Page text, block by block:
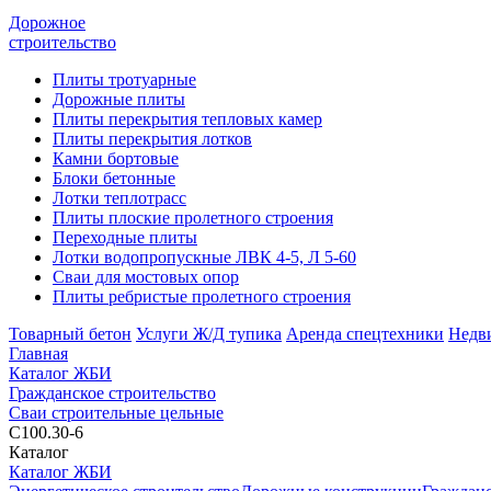
Дорожное
строительство
Плиты тротуарные
Дорожные плиты
Плиты перекрытия тепловых камер
Плиты перекрытия лотков
Камни бортовые
Блоки бетонные
Лотки теплотрасс
Плиты плоские пролетного строения
Переходные плиты
Лотки водопропускные ЛВК 4-5, Л 5-60
Сваи для мостовых опор
Плиты ребристые пролетного строения
Товарный бетон Услуги Ж/Д тупика Аренда спецтехники
Главная
Каталог ЖБИ
Гражданское строительство
Сваи строительные цельные
С100.30-6
Каталог
Каталог ЖБИ